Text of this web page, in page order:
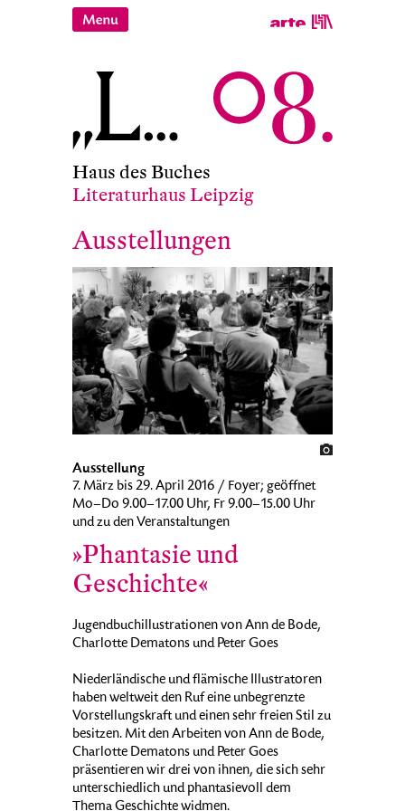
Haus des Buches
Literaturhaus Leipzig
Ausstellungen
Ausstellung
7. März bis 29. April 2016 / Foyer; geöffnet
Mo–Do 9.00–17.00 Uhr, Fr 9.00–15.00 Uhr
und zu den Veranstaltungen
»Phantasie und
Geschichte«
Jugendbuchillustrationen von Ann de Bode,
Charlotte Dematons und Peter Goes
Niederländische und flämische Illustratoren
haben weltweit den Ruf eine unbegrenzte
Vorstellungskraft und einen sehr freien Stil zu
besitzen. Mit den Arbeiten von Ann de Bode,
Charlotte Dematons und Peter Goes
präsentieren wir drei von ihnen, die sich sehr
unterschiedlich und phantasievoll dem
Thema Geschichte widmen.